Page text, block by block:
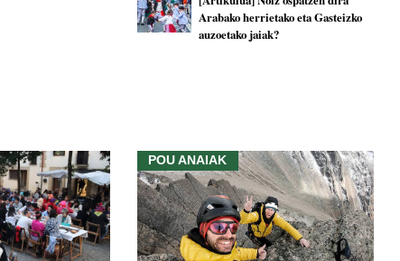
Arabako herrietako eta Gasteizko
auzoetako jaiak?
POU ANAIAK